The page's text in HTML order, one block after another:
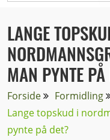
LANGE
MAN PYNTE PÅ
Forside Formidling
Lange topskud i
pynte på det?